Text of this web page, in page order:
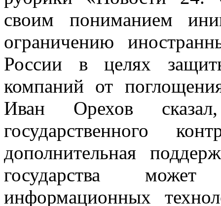
своим пониманием
ограничению
России в целях
компаний от
Иван Орехов
государственного
дополнительная
государства может
информационных